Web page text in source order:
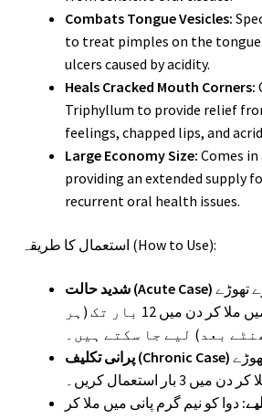
Combats Tongue Vesicles:
to treat pimples on the
ulcers caused by acidity.
Heals Cracked Mouth Corners:
Triphyllum to provide relief
feelings, chapped lips, and
Large Economy Size: Comes
providing an extended supply
recurrent oral health issues.
استعمال کا طریقہ (How to Use):
تھوڑے
سے تازہ پانی میں ملا کر دن میں 12 بار تک (ہر
بعد) لیے جا سکتے ہیں۔
تھوڑے
بار استعمال کریں۔
دوا کو نیم گرم پانی میں ملا کر